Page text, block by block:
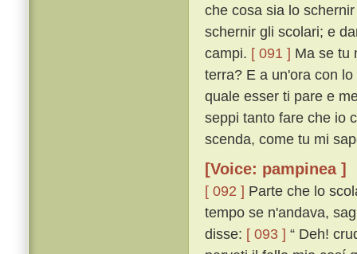
che cosa sia lo
schernir gli scolari; e
campi. [ 091 ] Ma se tu
terra? E a un'ora con
quale esser ti pare e
seppi tanto fare che io
scenda, come tu mi
[Voice: pampinea ]
[ 092 ] Parte che lo
tempo se n'andava,
disse: [ 093 ] “ Deh!